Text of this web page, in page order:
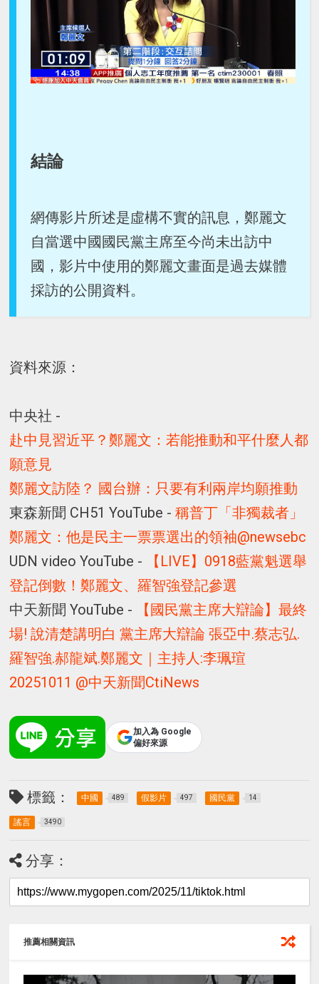
結論
網傳影片所述是虛構不實的訊息，鄭麗文
自當選中國國民黨主席至今尚未出訪中
國，影片中使用的鄭麗文畫面是過去媒體
採訪的公開資料。
資料來源：
中央社 -
赴中見習近平？鄭麗文：若能推動和平什麼人都
願意見
鄭麗文訪陸？ 國台辦：只要有利兩岸均願推動
東森新聞 CH51 YouTube -稱普丁「非獨裁者」
鄭麗文：他是民主一票票選出的領袖‪@newsebc‬
UDN video YouTube -
【LIVE】0918藍黨魁選舉
登記倒數！鄭麗文、羅智強登記參選
中天新聞 YouTube -
【國民黨主席大辯論】最終
場! 說清楚講明白 黨主席大辯論 張亞中.蔡志弘.
羅智強.郝龍斌.鄭麗文｜主持人:李珮瑄
20251011 ‪@中天新聞CtiNews‬
加入為 Google
偏好來源
標籤： 中國 489 假影片 497 國民黨 14
謠言 3490
分享：
推薦相關資訊